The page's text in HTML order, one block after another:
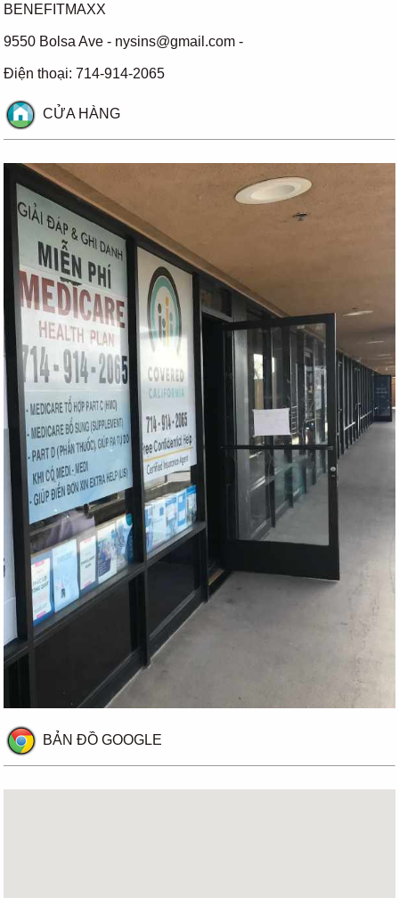
BENEFITMAXX
9550 Bolsa Ave - nysins@gmail.com -
Điện thoại: 714-914-2065
CỬA HÀNG
BẢN ĐỒ GOOGLE